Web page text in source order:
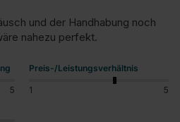
und der Handhabung noch
nahezu perfekt.
5
Preis-/Leistungsverhältnis
1
5